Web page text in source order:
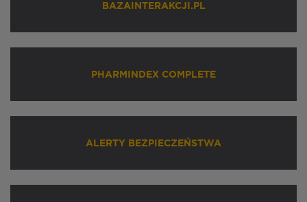
BAZAINTERAKCJI.PL
PHARMINDEX COMPLETE
ALERTY BEZPIECZEŃSTWA